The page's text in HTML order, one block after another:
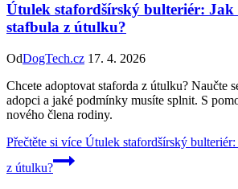
Útulek stafordšírský bulteriér: Jak
stafbula z útulku?
OdDogTech.cz 17. 4. 2026
Chcete adoptovat staforda z útulku? Naučte
adopci a jaké podmínky musíte splnit. S
nového člena rodiny.
Přečtěte si více Útulek stafordšírský bulteriér:
z útulku?